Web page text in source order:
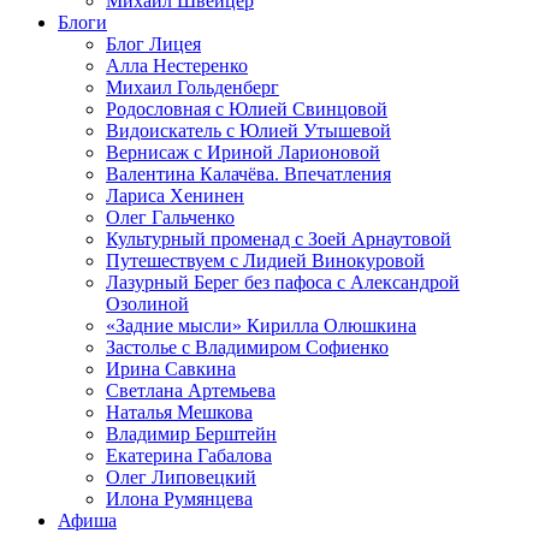
Блоги
Блог Лицея
Алла Нестеренко
Михаил Гольденберг
Родословная с Юлией Свинцовой
Видоискатель с Юлией Утышевой
Вернисаж с Ириной Ларионовой
Валентина Калачёва. Впечатления
Лариса Хенинен
Олег Гальченко
Культурный променад с Зоей Арнаутовой
Путешествуем с Лидией Винокуровой
Лазурный Берег без пафоса с Александрой
Озолиной
«Задние мысли» Кирилла Олюшкина
Застолье с Владимиром Софиенко
Ирина Савкина
Светлана Артемьева
Наталья Мешкова
Владимир Берштейн
Екатерина Габалова
Олег Липовецкий
Илона Румянцева
Афиша